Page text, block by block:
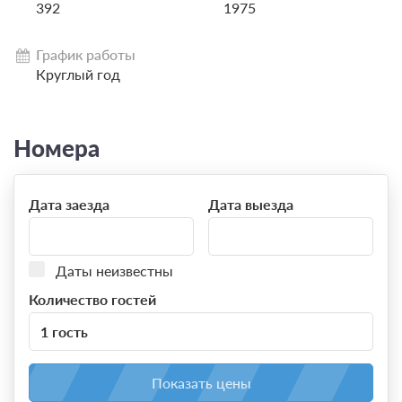
392
1975
График работы
Круглый год
Номера
Дата заезда Дата выезда
Даты неизвестны
Количество гостей
1 гость
Показать цены